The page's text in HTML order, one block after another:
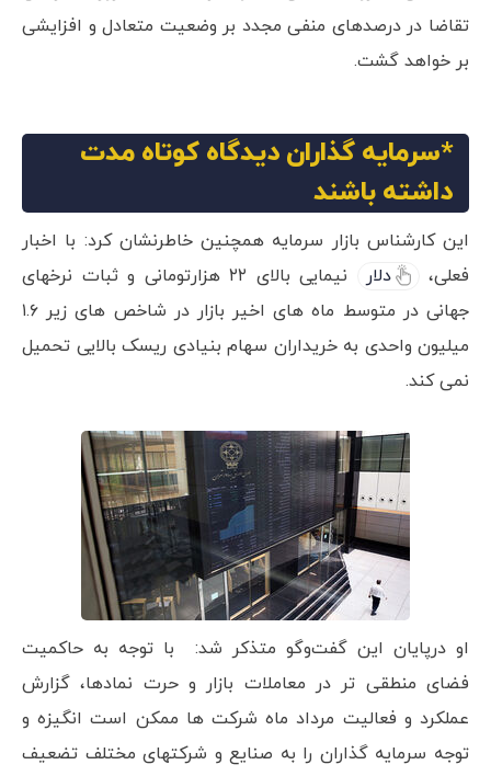
تقاضا در درصدهای منفی مجدد بر وضعیت متعادل و افزایشی
بر خواهد گشت.
*سرمایه گذاران دیدگاه کوتاه مدت
داشته باشند
این کارشناس بازار سرمایه همچنین خاطرنشان کرد: با اخبار
فعلی،
دلار
نیمایی بالای ۲۲ هزارتومانی و ثبات نرخهای
جهانی در متوسط ماه های اخیر بازار در شاخص های زیر ۱.۶
میلیون واحدی به خریداران سهام بنیادی ریسک بالایی تحمیل
نمی کند.
او درپایان این گفت‌وگو متذکر شد: با توجه به حاکمیت
فضای منطقی تر در معاملات بازار و حرت نمادها، گزارش
عملکرد و فعالیت مرداد ماه شرکت ها ممکن است انگیزه و
توجه سرمایه گذاران را به صنایع و شرکتهای مختلف تضعیف